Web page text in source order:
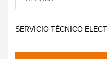
SERVICIO TÉCNICO